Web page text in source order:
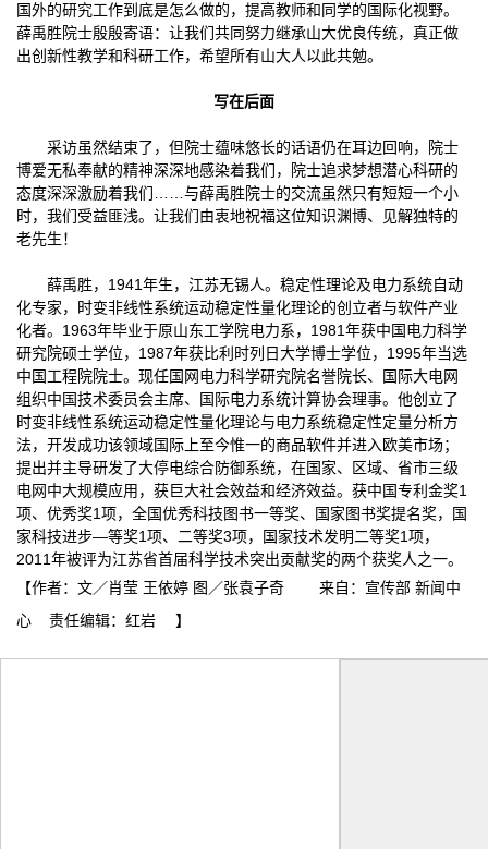
国外的研究工作到底是怎么做的，提高教师和同学的国际化视野。
薛禹胜院士殷殷寄语：让我们共同努力继承山大优良传统，真正做
出创新性教学和科研工作，希望所有山大人以此共勉。
写在后面
采访虽然结束了，但院士蕴味悠长的话语仍在耳边回响，院士
博爱无私奉献的精神深深地感染着我们，院士追求梦想潜心科研的
态度深深激励着我们……与薛禹胜院士的交流虽然只有短短一个小
时，我们受益匪浅。让我们由衷地祝福这位知识渊博、见解独特的
老先生！
薛禹胜，1941年生，江苏无锡人。稳定性理论及电力系统自动
化专家，时变非线性系统运动稳定性量化理论的创立者与软件产业
化者。1963年毕业于原山东工学院电力系，1981年获中国电力科学
研究院硕士学位，1987年获比利时列日大学博士学位，1995年当选
中国工程院院士。现任国网电力科学研究院名誉院长、国际大电网
组织中国技术委员会主席、国际电力系统计算协会理事。他创立了
时变非线性系统运动稳定性量化理论与电力系统稳定性定量分析方
法，开发成功该领域国际上至今惟一的商品软件并进入欧美市场；
提出并主导研发了大停电综合防御系统，在国家、区域、省市三级
电网中大规模应用，获巨大社会效益和经济效益。获中国专利金奖1
项、优秀奖1项，全国优秀科技图书一等奖、国家图书奖提名奖，国
家科技进步—等奖1项、二等奖3项，国家技术发明二等奖1项，
2011年被评为江苏省首届科学技术突出贡献奖的两个获奖人之一。
【作者：文／肖莹 王依婷 图／张袁子奇 来自：宣传部 新闻中
心 责任编辑：红岩 】